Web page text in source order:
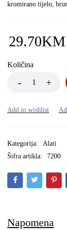
kromirano tijelo,
29.70KM
Količina
Kategorija:
Alati
Šifra artikla:
7200
Napomena